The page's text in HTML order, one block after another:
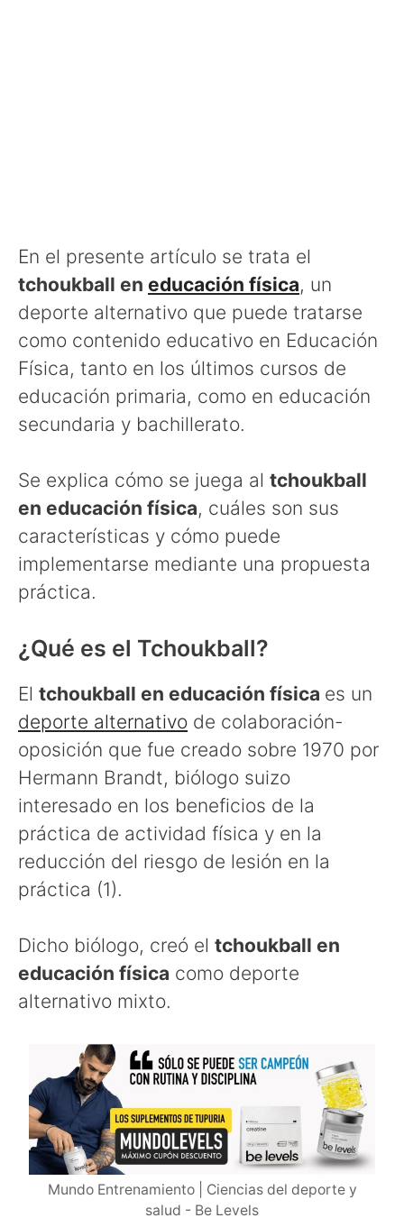
En el presente artículo se trata el
tchoukball en educación física, un
deporte alternativo que puede tratarse
como contenido educativo en Educación
Física, tanto en los últimos cursos de
educación primaria, como en educación
secundaria y bachillerato.
Se explica cómo se juega al tchoukball
en educación física, cuáles son sus
características y cómo puede
implementarse mediante una propuesta
práctica.
¿Qué es el Tchoukball?
El tchoukball en educación física es un
deporte alternativo de colaboración-
oposición que fue creado sobre 1970 por
Hermann Brandt, biólogo suizo
interesado en los beneficios de la
práctica de actividad física y en la
reducción del riesgo de lesión en la
práctica (1).
Dicho biólogo, creó el tchoukball en
educación física como deporte
alternativo mixto.
Mundo Entrenamiento | Ciencias del deporte y
salud - Be Levels